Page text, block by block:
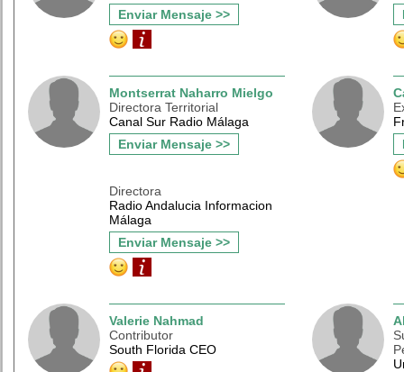
Enviar Mensaje >>
Montserrat Naharro Mielgo
Directora Territorial
Canal Sur Radio Málaga
Enviar Mensaje >>
Directora
Radio Andalucia Informacion
Málaga
Enviar Mensaje >>
Valerie Nahmad
Contributor
South Florida CEO